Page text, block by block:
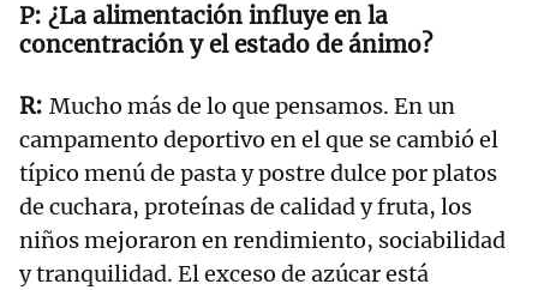
¿La alimentación influye en la
concentración y el estado de ánimo?
Mucho más de lo que pensamos. En un
campamento deportivo en el que se cambió el
típico menú de pasta y postre dulce por platos
de cuchara, proteínas de calidad y fruta, los
niños mejoraron en rendimiento, sociabilidad
y tranquilidad. El exceso de azúcar está